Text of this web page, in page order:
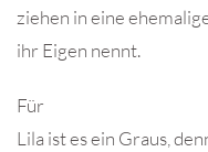
ziehen in eine
ihr Eigen nennt.
Für
Lila ist es ein Graus,